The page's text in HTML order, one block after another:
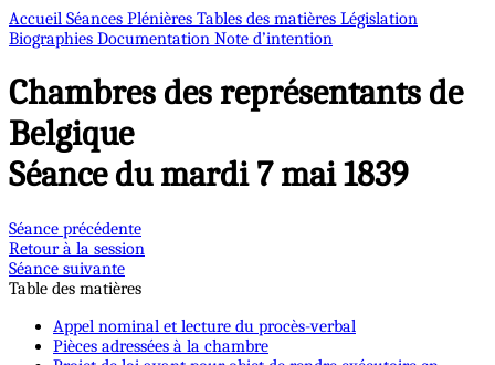
Accueil Séances Plénières Tables des matières Législation
Biographies Documentation Note d’intention
Chambres des représentants de
Belgique
Séance du mardi 7 mai 1839
Séance précédente
Retour à la session
Séance suivante
Table des matières
Appel nominal et lecture du procès-verbal
Pièces adressées à la chambre